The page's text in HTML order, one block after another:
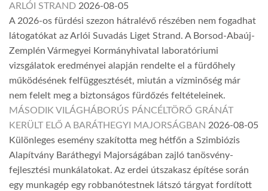
ARLÓI STRAND 2026-08-05
A 2026-os fürdési szezon hátralévő részében nem fogadhat
látogatókat az Arlói Suvadás Liget Strand. A Borsod-Abaúj-
Zemplén Vármegyei Kormányhivatal laboratóriumi
vizsgálatok eredményei alapján rendelte el a fürdőhely
működésének felfüggesztését, miután a vízminőség már
nem felelt meg a biztonságos fürdőzés feltételeinek.
MÁSODIK VILÁGHÁBORÚS PÁNCÉLTÖRŐ GRÁNÁT
KERÜLT ELŐ A BARÁTHEGYI MAJORSÁGBAN 2026-08-05
Különleges esemény szakította meg hétfőn a Szimbiózis
Alapítvány Baráthegyi Majorságában zajló tanösvény-
fejlesztési munkálatokat. Az erdei útszakasz építése során
egy munkagép egy robbanótestnek látszó tárgyat fordított